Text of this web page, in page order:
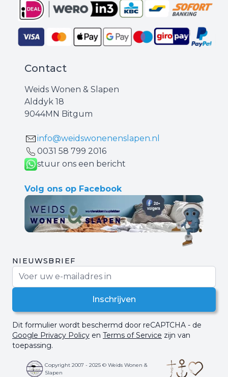
Contact
Weids Wonen & Slapen
Alddyk 18
9044MN Bitgum
info@weidswonenenslapen.nl
0031 ‪58 799 2016‬
stuur ons een bericht
Volg ons op Facebook
NIEUWSBRIEF
Inschrijven
Dit formulier wordt beschermd door reCAPTCHA - de
Google Privacy Policy en Terms of Service zijn van
toepassing.
Copyright 2007 - 2025 © Weids Wonen &
Slapen